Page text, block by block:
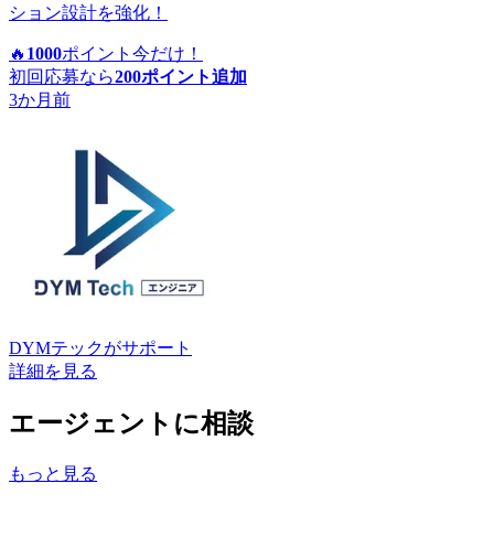
ション設計を強化！
🔥 1000ポイント 今だけ！
初回応募なら200ポイント追加
3か月前
DYMテックがサポート
詳細を見る
エージェントに相談
もっと見る